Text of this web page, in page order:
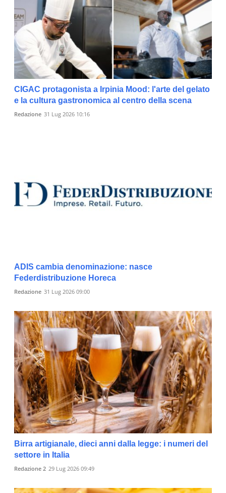
CIGAC protagonista a Irpinia Mood: l'arte del gelato
e la cultura gastronomica al centro della scena
Redazione 31 Lug 2026 10:16
ADIS cambia denominazione: nasce
Federdistribuzione Horeca
Redazione 31 Lug 2026 09:00
Birra artigianale, dieci anni dalla legge: i numeri del
settore in Italia
Redazione 2 29 Lug 2026 09:49